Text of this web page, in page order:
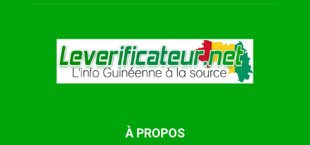
À PROPOS